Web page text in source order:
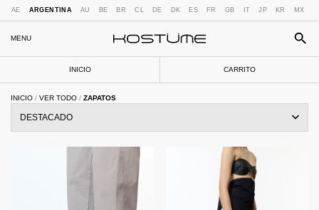
AE ARGENTINA AU BE BR CL DE DK ES FR GB IT JP KR MX
MENU
INICIO CARRITO
INICIO / VER TODO / ZAPATOS